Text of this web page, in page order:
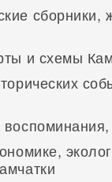
сборники,
и схемы